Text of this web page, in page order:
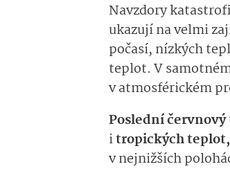
Navzdory
ukazují na velmi
počasí, nízkých
teplot. V
v atmosférickém
Poslední
itropických teplot,
v nejnižších